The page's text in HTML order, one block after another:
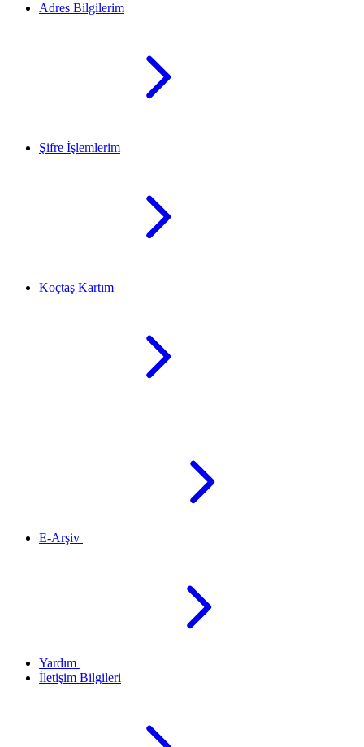
Adres Bilgilerim
Şifre İşlemlerim
Koçtaş Kartım
E-Arşiv
Yardım
İletişim Bilgileri